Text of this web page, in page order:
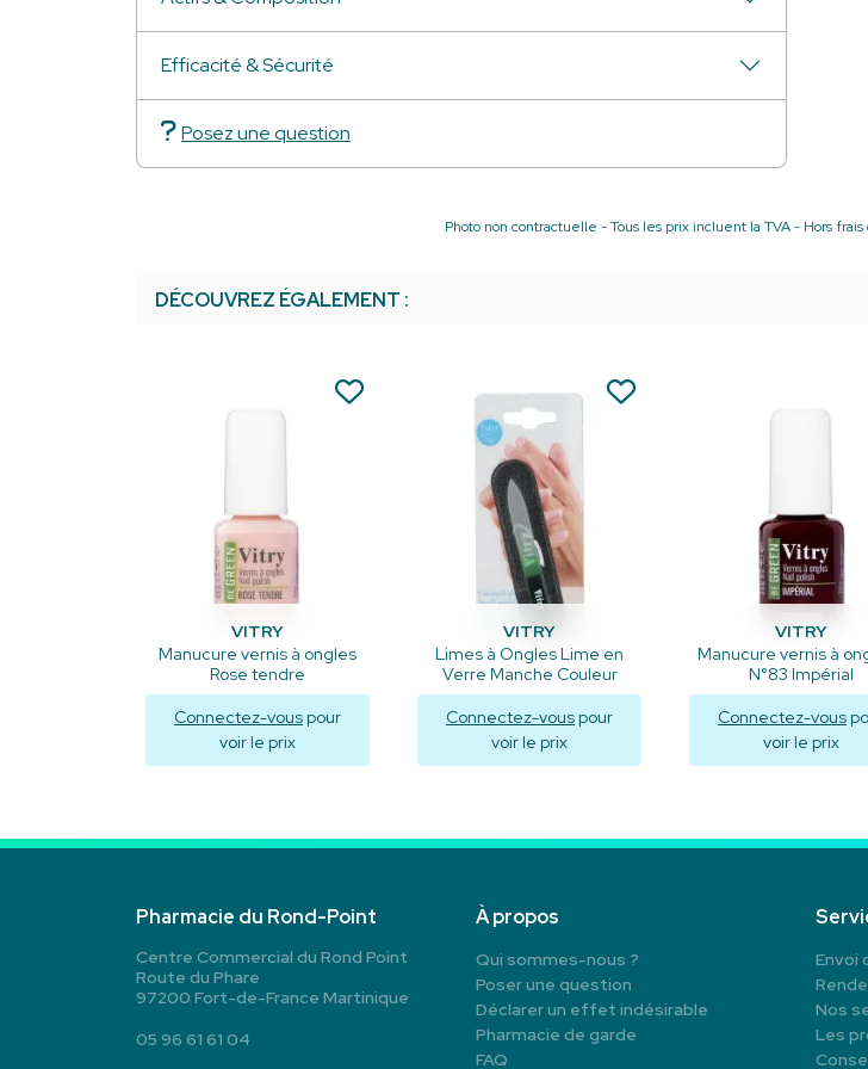
Efficacité & Sécurité
Posez une question
Photo non contractuelle - Tous les prix incluent la TVA - Hors
DÉCOUVREZ ÉGALEMENT :
VITRY
Manucure vernis à ongles
Rose tendre
Connectez-vous pour
voir le prix
VITRY
Limes à Ongles Lime en
Verre Manche Couleur
Connectez-vous pour
voir le prix
VITRY
Manucure vernis à
N°83 Impérial
Connectez-vous
voir le prix
Pharmacie du Rond-Point
Centre Commercial du Rond Point
Route du Phare
97200 Fort-de-France Martinique
05 96 61 61 04
À propos
Qui sommes-nous ?
Poser une question
Déclarer un effet indésirable
Pharmacie de garde
FAQ
Envoi
Nos
Les